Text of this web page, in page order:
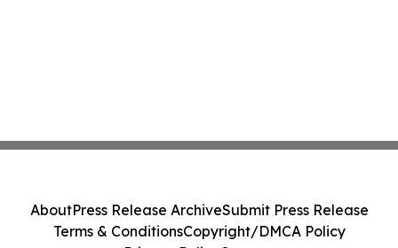
AboutPress Release ArchiveSubmit Press Release
Terms & ConditionsCopyright/DMCA Policy